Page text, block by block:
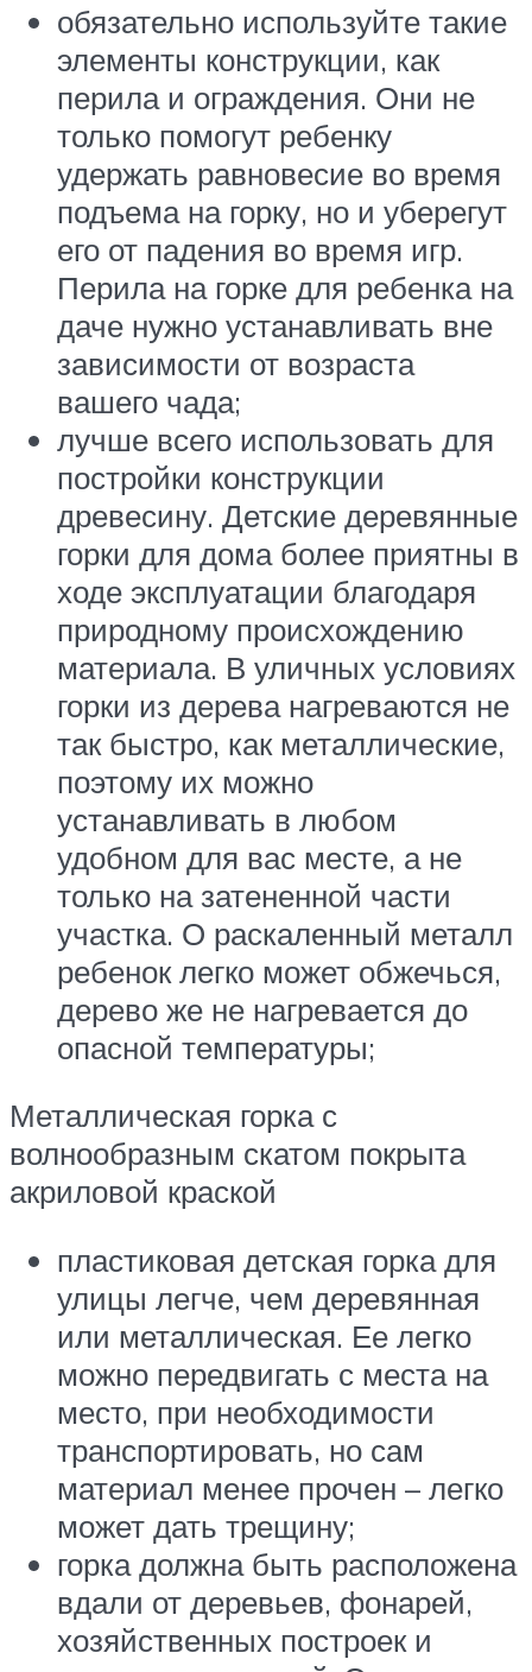
обязательно используйте такие
элементы конструкции, как
перила и ограждения. Они не
только помогут ребенку
удержать равновесие во время
подъема на горку, но и уберегут
его от падения во время игр.
Перила на горке для ребенка на
даче нужно устанавливать вне
зависимости от возраста
вашего чада;
лучше всего использовать для
постройки конструкции
древесину. Детские деревянные
горки для дома более приятны в
ходе эксплуатации благодаря
природному происхождению
материала. В уличных условиях
горки из дерева нагреваются не
так быстро, как металлические,
поэтому их можно
устанавливать в любом
удобном для вас месте, а не
только на затененной части
участка. О раскаленный металл
ребенок легко может обжечься,
дерево же не нагревается до
опасной температуры;
Металлическая горка с
волнообразным скатом покрыта
акриловой краской
пластиковая детская горка для
улицы легче, чем деревянная
или металлическая. Ее легко
можно передвигать с места на
место, при необходимости
транспортировать, но сам
материал менее прочен – легко
может дать трещину;
горка должна быть расположена
вдали от деревьев, фонарей,
хозяйственных построек и